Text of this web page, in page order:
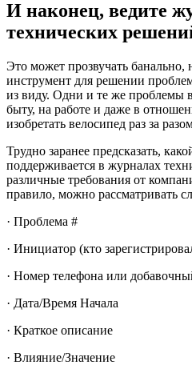
И наконец, ведите
технических
Это может прозвучать банально,
инструмент для решении
из виду. Одни и те же проблемы
быту, на работе и даже в
изобретать велосипед раз за
Трудно заранее предсказать,
поддерживается в журналах
различные требования от
правило, можно рассматривать
· Проблема #
· Инициатор (кто
· Номер телефона или
· Дата/Время Начала
· Краткое описание
· Влияние/Значение